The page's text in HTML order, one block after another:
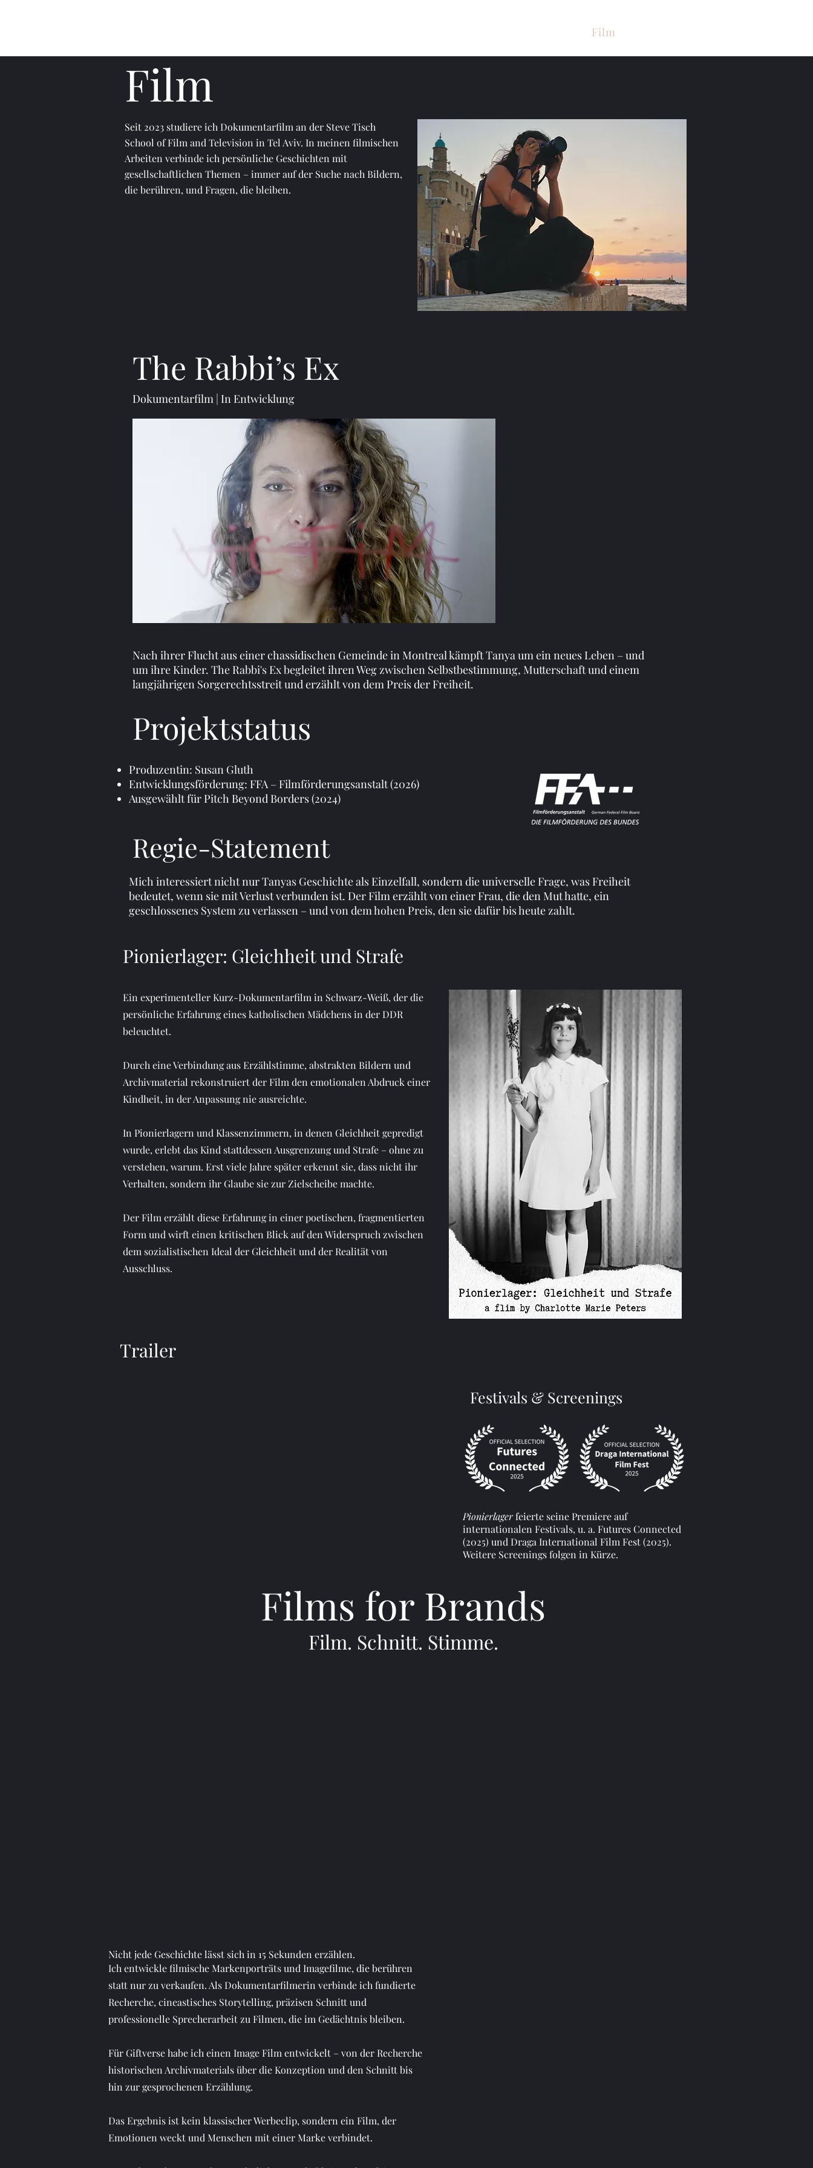
Film
Film
Seit 2023 studiere ich Dokumentarfilm an der Steve Tisch
School of Film and Television in Tel Aviv. In meinen filmischen
Arbeiten verbinde ich persönliche Geschichten mit
gesellschaftlichen Themen – immer auf der Suche nach Bildern,
die berühren, und Fragen, die bleiben.
The Rabbi’s Ex
Dokumentarfilm | In Entwicklung
Nach ihrer Flucht aus einer chassidischen Gemeinde in Montreal kämpft Tanya um ein neues Leben – und
um ihre Kinder. The Rabbi's Ex begleitet ihren Weg zwischen Selbstbestimmung, Mutterschaft und einem
langjährigen Sorgerechtsstreit und erzählt von dem Preis der Freiheit.
Projektstatus
Produzentin: Susan Gluth
Entwicklungsförderung: FFA – Filmförderungsanstalt (2026)
Ausgewählt für Pitch Beyond Borders (2024)
Regie-Statement
Mich interessiert nicht nur Tanyas Geschichte als Einzelfall, sondern die universelle Frage, was Freiheit
bedeutet, wenn sie mit Verlust verbunden ist. Der Film erzählt von einer Frau, die den Mut hatte, ein
geschlossenes System zu verlassen – und von dem hohen Preis, den sie dafür bis heute zahlt.
Pionierlager: Gleichheit und Strafe
Ein experimenteller Kurz-Dokumentarfilm in Schwarz-Weiß, der die
persönliche Erfahrung eines katholischen Mädchens in der DDR
beleuchtet.
Durch eine Verbindung aus Erzählstimme, abstrakten Bildern und
Archivmaterial rekonstruiert der Film den emotionalen Abdruck einer
Kindheit, in der Anpassung nie ausreichte.
In Pionierlagern und Klassenzimmern, in denen Gleichheit gepredigt
wurde, erlebt das Kind stattdessen Ausgrenzung und Strafe – ohne zu
verstehen, warum. Erst viele Jahre später erkennt sie, dass nicht ihr
Verhalten, sondern ihr Glaube sie zur Zielscheibe machte.
Der Film erzählt diese Erfahrung in einer poetischen, fragmentierten
Form und wirft einen kritischen Blick auf den Widerspruch zwischen
dem sozialistischen Ideal der Gleichheit und der Realität von
Ausschluss.
Trailer
Festivals & Screenings
Pionierlagerfeierte seine Premiere auf
internationalen Festivals, u. a. Futures Connected
(2025) und Draga International Film Fest (2025).
Weitere Screenings folgen in Kürze.
Films for Brands
Film. Schnitt. Stimme.
Nicht jede Geschichte lässt sich in 15 Sekunden erzählen.
Ich entwickle filmische Markenporträts und Imagefilme, die berühren
statt nur zu verkaufen. Als Dokumentarfilmerin verbinde ich fundierte
Recherche, cineastisches Storytelling, präzisen Schnitt und
professionelle Sprecherarbeit zu Filmen, die im Gedächtnis bleiben.
Für Giftverse habe ich einen Image Film entwickelt – von der Recherche
historischen Archivmaterials über die Konzeption und den Schnitt bis
hin zur gesprochenen Erzählung.
Das Ergebnis ist kein klassischer Werbeclip, sondern ein Film, der
Emotionen weckt und Menschen mit einer Marke verbindet.